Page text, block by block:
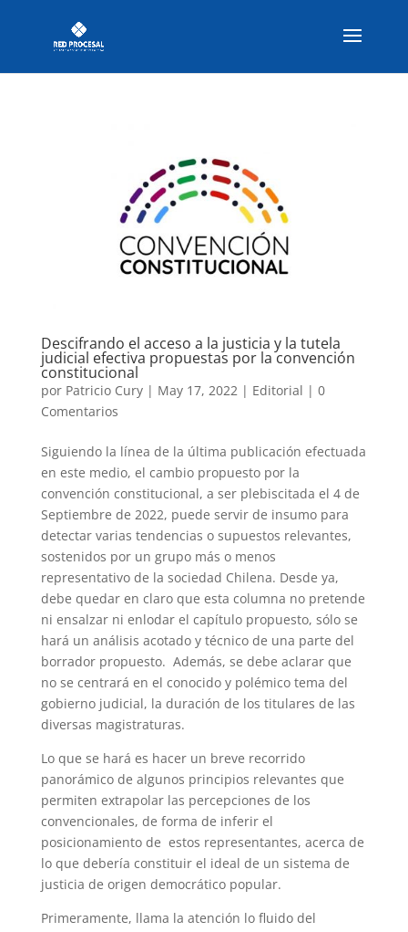
Descifrando el acceso a la justicia y la tutela
judicial efectiva propuestas por la convención
constitucional
por Patricio Cury| May 17, 2022 | Editorial | 0
Comentarios
Siguiendo la línea de la última publicación efectuada
en este medio, el cambio propuesto por la
convención constitucional, a ser plebiscitada el 4 de
Septiembre de 2022, puede servir de insumo para
detectar varias tendencias o supuestos relevantes,
sostenidos por un grupo más o menos
representativo de la sociedad Chilena. Desde ya,
debe quedar en claro que esta columna no pretende
ni ensalzar ni enlodar el capítulo propuesto, sólo se
hará un análisis acotado y técnico de una parte del
borrador propuesto. Además, se debe aclarar que
no se centrará en el conocido y polémico tema del
gobierno judicial, la duración de los titulares de las
diversas magistraturas.
Lo que se hará es hacer un breve recorrido
panorámico de algunos principios relevantes que
permiten extrapolar las percepciones de los
convencionales, de forma de inferir el
posicionamiento de estos representantes, acerca de
lo que debería constituir el ideal de un sistema de
justicia de origen democrático popular.
Primeramente, llama la atención lo fluido del